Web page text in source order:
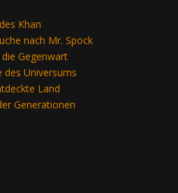
Khan
nach Mr. Spock
Gegenwart
des Universums
Land
Generationen